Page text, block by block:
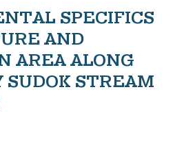
SPECIFICS
AND
AREA ALONG
STREAM